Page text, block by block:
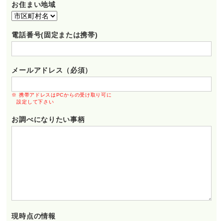
お住まい地域
電話番号(固定または携帯)
メールアドレス（必須）
※ 携帯アドレスはPCからの受け取り可に
設定して下さい
お調べになりたい事柄
現時点の情報